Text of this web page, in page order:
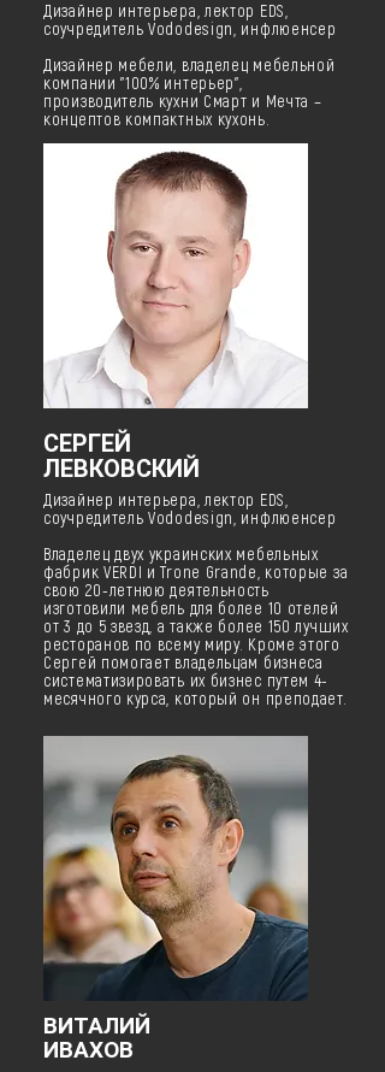
Дизайнер интерьера, лектор EDS,
соучредитель Vododesign, инфлюенсер
Дизайнер мебели, владелец мебельной
компании "100% интерьер",
производитель кухни Смарт и Мечта –
концептов компактных кухонь.
СЕРГЕЙ
ЛЕВКОВСКИЙ
Дизайнер интерьера, лектор EDS,
соучредитель Vododesign, инфлюенсер
Владелец двух украинских мебельных
фабрик VERDI и Trone Grande, которые за
свою 20-летнюю деятельность
изготовили мебель для более 10 отелей
от 3 до 5 звезд, а также более 150 лучших
ресторанов по всему миру. Кроме этого
Сергей помогает владельцам бизнеса
систематизировать их бизнес путем 4-
месячного курса, который он преподает.
ВИТАЛИЙ
ИВАХОВ